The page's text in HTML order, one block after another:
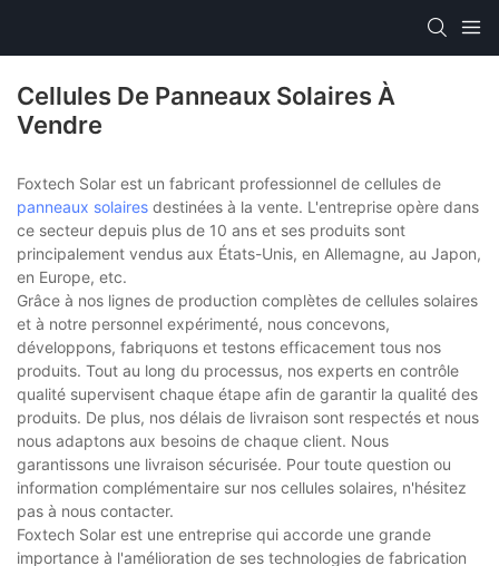
Cellules De Panneaux Solaires À
Vendre
Foxtech Solar est un fabricant professionnel de cellules de
panneaux solaires destinées à la vente. L'entreprise opère dans
ce secteur depuis plus de 10 ans et ses produits sont
principalement vendus aux États-Unis, en Allemagne, au Japon,
en Europe, etc.
Grâce à nos lignes de production complètes de cellules solaires
et à notre personnel expérimenté, nous concevons,
développons, fabriquons et testons efficacement tous nos
produits. Tout au long du processus, nos experts en contrôle
qualité supervisent chaque étape afin de garantir la qualité des
produits. De plus, nos délais de livraison sont respectés et nous
nous adaptons aux besoins de chaque client. Nous
garantissons une livraison sécurisée. Pour toute question ou
information complémentaire sur nos cellules solaires, n'hésitez
pas à nous contacter.
Foxtech Solar est une entreprise qui accorde une grande
importance à l'amélioration de ses technologies de fabrication